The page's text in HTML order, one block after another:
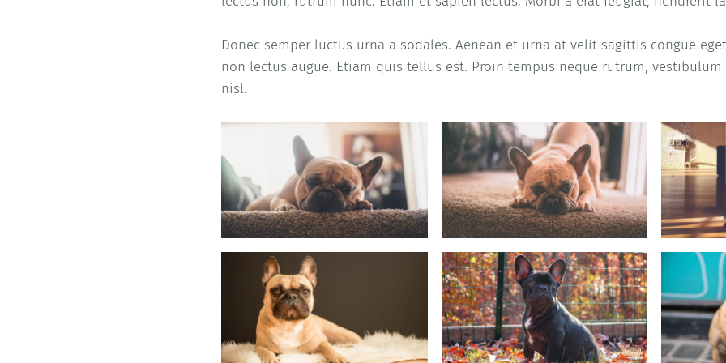
Donec semper luctus urna a sodales. Aenean et urna at velit sagittis congue
non lectus augue. Etiam quis tellus est. Proin tempus neque rutrum, vestibulum
nisl.